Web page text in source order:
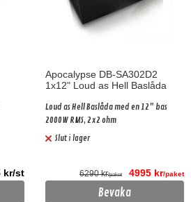
kr/st
Apocalypse DB-SA302D2
1x12" Loud as Hell Baslåda
Loud as Hell Baslåda med en 12" bas
2000W RMS, 2x2 ohm
Slut i lager
6290 kr/paket 4995 kr/paket
Bevaka